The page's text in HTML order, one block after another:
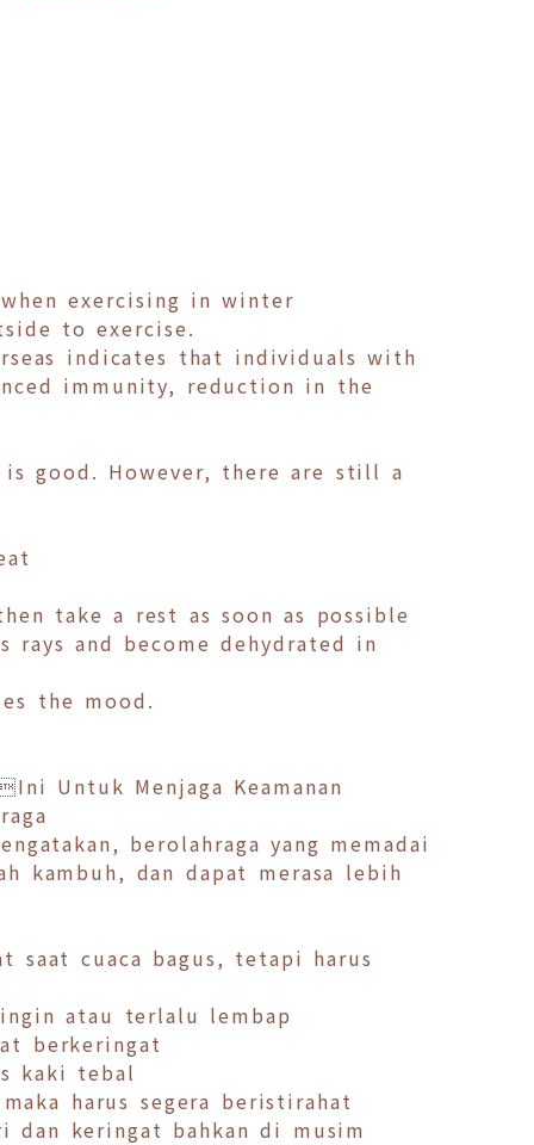
exercising in winter
to exercise.
indicates that individuals with
immunity, reduction in the
good. However, there are still a
take a rest as soon as possible
and become dehydrated in
the mood.
Untuk Menjaga Keamanan
berolahraga yang memadai
kambuh, dan dapat merasa lebih
saat cuaca bagus, tetapi harus
atau terlalu lembap
berkeringat
kaki tebal
harus segera beristirahat
dan keringat bahkan di musim